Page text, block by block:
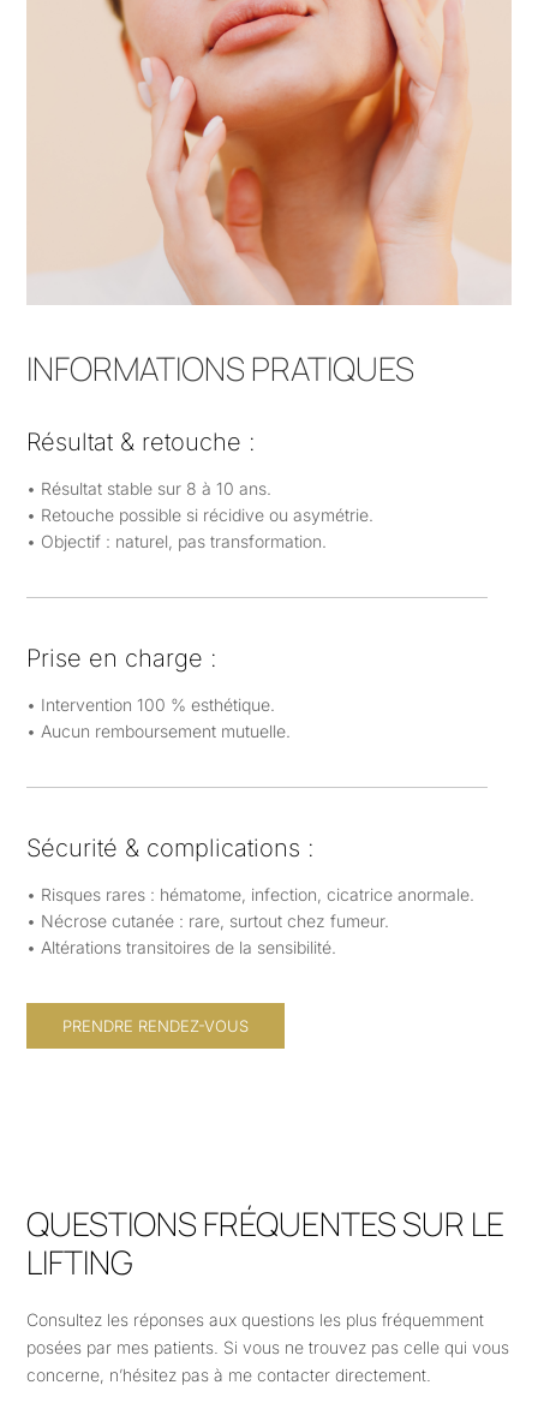
INFORMATIONS PRATIQUES
Résultat & retouche :
• Résultat stable sur 8 à 10 ans.
• Retouche possible si récidive ou asymétrie.
• Objectif : naturel, pas transformation.
Prise en charge :
• Intervention 100 % esthétique.
• Aucun remboursement mutuelle.
Sécurité & complications :
• Risques rares : hématome, infection, cicatrice anormale.
• Nécrose cutanée : rare, surtout chez fumeur.
• Altérations transitoires de la sensibilité.
PRENDRE RENDEZ-VOUS
QUESTIONS FRÉQUENTES SUR LE
LIFTING
Consultez les réponses aux questions les plus fréquemment
posées par mes patients. Si vous ne trouvez pas celle qui vous
concerne, n’hésitez pas à me contacter directement.